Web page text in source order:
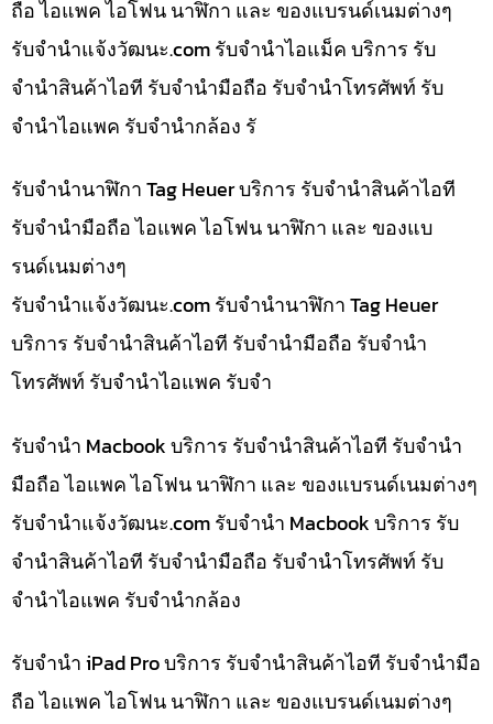
ถือ ไอแพค ไอโฟน นาฬิกา และ ของแบรนด์เนมต่างๆ
รับจํานําแจ้งวัฒนะ.com รับจำนำไอแม็ค บริการ รับ
จำนำสินค้าไอที รับจำนำมือถือ รับจำนำโทรศัพท์ รับ
จำนำไอแพค รับจำนำกล้อง รั
รับจำนำนาฬิกา Tag Heuer บริการ รับจำนำสินค้าไอที
รับจำนำมือถือ ไอแพค ไอโฟน นาฬิกา และ ของแบ
รนด์เนมต่างๆ
รับจํานําแจ้งวัฒนะ.com รับจำนำนาฬิกา Tag Heuer
บริการ รับจำนำสินค้าไอที รับจำนำมือถือ รับจำนำ
โทรศัพท์ รับจำนำไอแพค รับจำ
รับจำนำ Macbook บริการ รับจำนำสินค้าไอที รับจำนำ
มือถือ ไอแพค ไอโฟน นาฬิกา และ ของแบรนด์เนมต่างๆ
รับจํานําแจ้งวัฒนะ.com รับจำนำ Macbook บริการ รับ
จำนำสินค้าไอที รับจำนำมือถือ รับจำนำโทรศัพท์ รับ
จำนำไอแพค รับจำนำกล้อง
รับจำนำ iPad Pro บริการ รับจำนำสินค้าไอที รับจำนำมือ
ถือ ไอแพค ไอโฟน นาฬิกา และ ของแบรนด์เนมต่างๆ